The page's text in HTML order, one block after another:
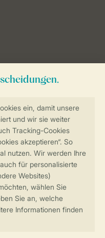
Privatsphäre
Buchung